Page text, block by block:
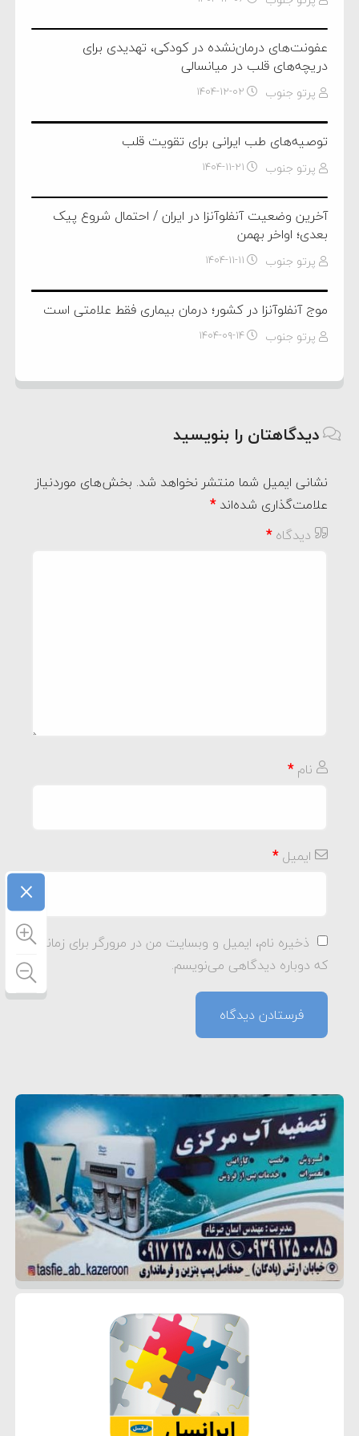
عفونت‌های درمان‌نشده در کودکی، تهدیدی برای
دریچه‌های قلب در میانسالی
پرتو جنوب ۱۴۰۴-۱۲-۰۲
توصیه‌های طب ایرانی برای تقویت قلب
پرتو جنوب ۱۴۰۴-۱۱-۲۱
آخرین وضعیت آنفلوآنزا در ایران / احتمال شروع پیک
بعدی؛ اواخر بهمن
پرتو جنوب ۱۴۰۴-۱۱-۱۱
موج آنفلوآنزا در کشور؛ درمان بیماری فقط علامتی است
پرتو جنوب ۱۴۰۴-۰۹-۱۴
دیدگاهتان را بنویسید
نشانی ایمیل شما منتشر نخواهد شد. بخش‌های موردنیاز
علامت‌گذاری شده‌اند*
دیدگاه*
نام*
ایمیل*
ذخیره نام، ایمیل و وبسایت من در مرورگر برای زمانی
که دوباره دیدگاهی می‌نویسم.
×